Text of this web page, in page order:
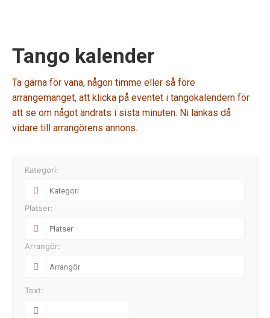
Tango kalender
Ta gärna för vana, någon timme eller så före
arrangemanget, att klicka på eventet i tangokalendern för
att se om något ändrats i sista minuten. Ni länkas då
vidare till arrangörens annons.
Kategori:
Platser:
Arrangör:
Text: